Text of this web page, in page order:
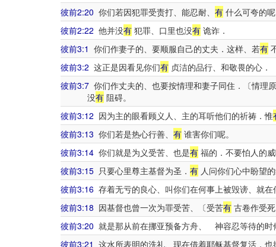
彼前2:20 你们若因犯罪受责打、能忍耐、 有 什么可夸的
彼前2:22 他并没有 犯罪、口里也没有 诡诈．
彼前3:1 你们作妻子的、要顺服自己的丈夫．这样、若有
彼前3:2 这正是因看见你们有 贞洁的品行、和敬畏的心．
彼前3:7 你们作丈夫的、也要按情理和妻子同住．〔情理
没有阻碍。
彼前3:12 因为主的眼看顾义人、主的耳听他们的祈祷．惟
彼前3:13 你们若是热心行善、 有 谁害你们呢。
彼前3:14 你们就是为义受苦、也是有 福的．不要怕人的
彼前3:15 只要心里尊主基督为圣． 有 人问你们心中盼望
彼前3:16 存着无亏的良心、叫你们在何事上被毁谤、就
彼前3:18 因基督也曾一次为罪受苦、〔受苦有 古卷作受
彼前3:20 就是那从前在挪亚预备方舟、 神容忍等待的时
彼前3:21 这水所表明的洗礼、现在借着耶稣基督复活．